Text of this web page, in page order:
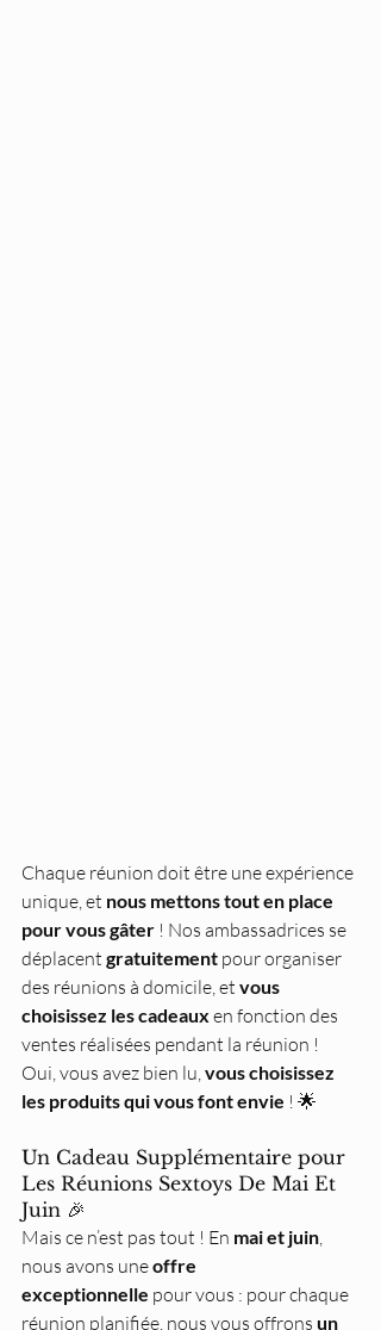
Chaque réunion doit être une expérience
unique, et nous mettons tout en place
pour vous gâter ! Nos ambassadrices se
déplacent gratuitement pour organiser
des réunions à domicile, et vous
choisissez les cadeaux en fonction des
ventes réalisées pendant la réunion !
Oui, vous avez bien lu, vous choisissez
les produits qui vous font envie ! 🌟
Un Cadeau Supplémentaire pour
Les Réunions Sextoys De Mai Et
Juin 🎉
Mais ce n’est pas tout ! En mai et juin,
nous avons une offre
exceptionnelle pour vous : pour chaque
réunion planifiée, nous vous offrons un